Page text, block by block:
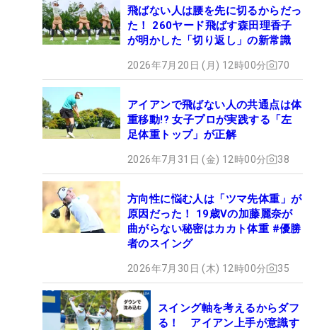
飛ばない人は腰を先に切るからだっ
た！ 260ヤード飛ばす森田理香子
が明かした「切り返し」の新常識
2026年7月20日 (月) 12時00分 70
アイアンで飛ばない人の共通点は体
重移動!? 女子プロが実践する「左
足体重トップ」が正解
2026年7月31日 (金) 12時00分 38
方向性に悩む人は「ツマ先体重」が
原因だった！ 19歳Vの加藤麗奈が
曲がらない秘密はカカト体重 #優勝
者のスイング
2026年7月30日 (木) 12時00分 35
スイング軸を考えるからダフ
る！ アイアン上手が意識す